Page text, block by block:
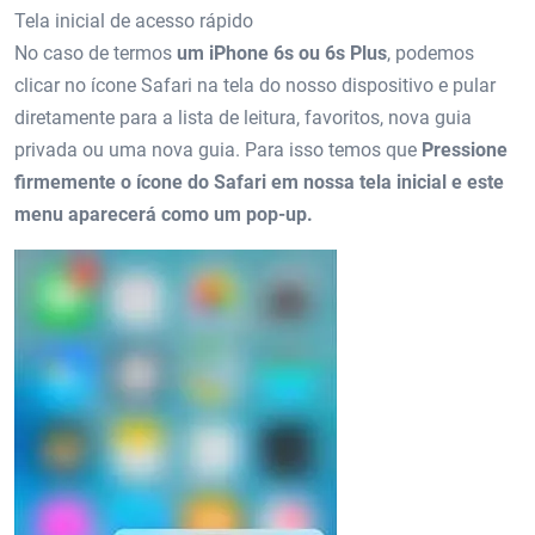
Tela inicial de acesso rápido
No caso de termos um iPhone 6s ou 6s Plus, podemos
clicar no ícone Safari na tela do nosso dispositivo e pular
diretamente para a lista de leitura, favoritos, nova guia
privada ou uma nova guia. Para isso temos que Pressione
firmemente o ícone do Safari em nossa tela inicial e este
menu aparecerá como um pop-up.